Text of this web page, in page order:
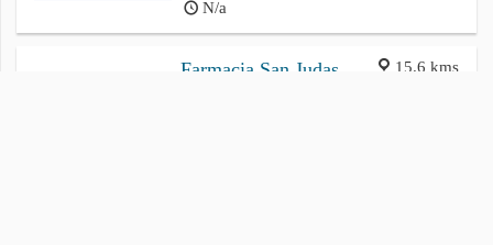
N/a
15.6 kms
Farmacia San Judas